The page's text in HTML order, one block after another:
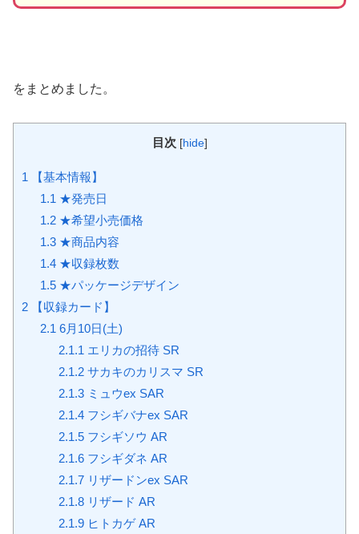
をまとめました。
目次 [hide]
1 【基本情報】
1.1 ★発売日
1.2★希望小売価格
1.3★商品内容
1.4★収録枚数
1.5★パッケージデザイン
2 【収録カード】
2.1 6月10日(土)
2.1.1 エリカの招待 SR
2.1.2サカキのカリスマ SR
2.1.3ミュウex SAR
2.1.4フシギバナex SAR
2.1.5フシギソウ AR
2.1.6フシギダネ AR
2.1.7リザードンex SAR
2.1.8リザード AR
2.1.9ヒトカゲ AR